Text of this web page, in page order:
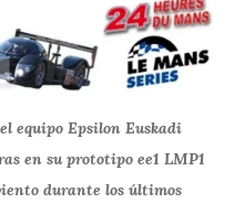
equipo Epsilon Euskadi
en su prototipo ee1 LMP1
durante los últimos